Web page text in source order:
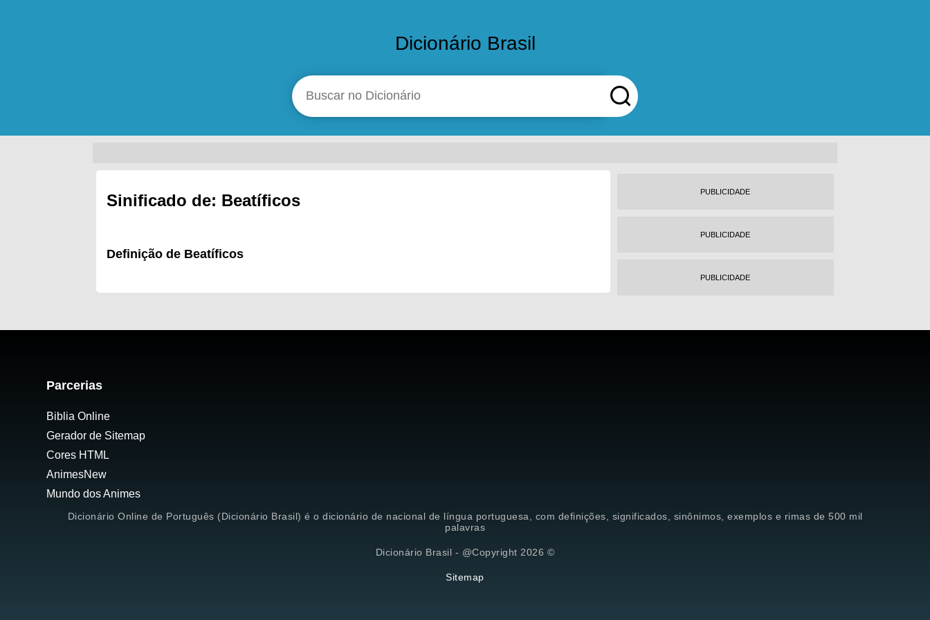
Dicionário Brasil
Sinificado de: Beatíficos
Definição de Beatíficos
PUBLICIDADE
PUBLICIDADE
PUBLICIDADE
Parcerias
Biblia Online
Gerador de Sitemap
Cores HTML
AnimesNew
Mundo dos Animes
Dicionário Online de Português (Dicionário Brasil) é o dicionário de nacional de língua portuguesa, com definições, significados, sinônimos, exemplos e rimas de 500 mil
palavras
Dicionário Brasil - @Copyright 2026 ©
Sitemap